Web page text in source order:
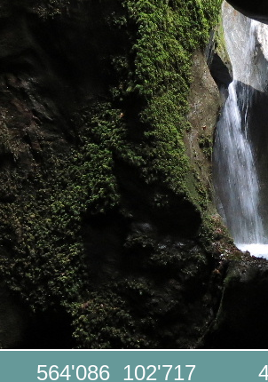
564'086 102'717